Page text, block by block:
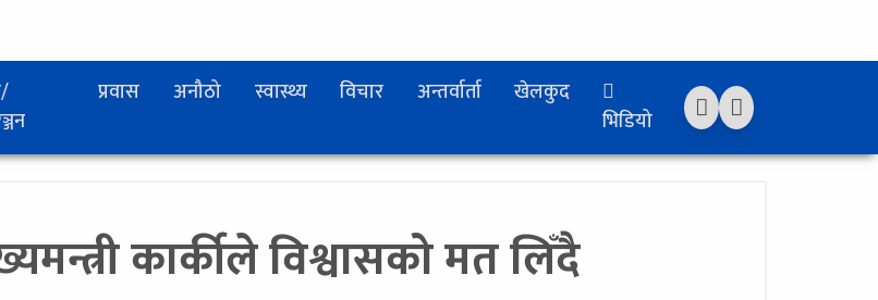
प्रवास अनौठो स्वास्थ्य विचार अन्तर्वार्ता
खेलकुद
भिडियो
कार्कीले विश्वासको मत लिँदै